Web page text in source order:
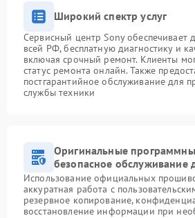
Широкий спектр услуг
Сервисный центр Sony обеспечивает
всей РФ, бесплатную диагностику и
включая срочный ремонт. Клиенты
статус ремонта онлайн. Также
постгарантийное обслуживание для
службы техники
Оригинальные
безопасное обслуживание
Использование официальных
аккуратная работа с
резервное копирование,
восстановление информации при